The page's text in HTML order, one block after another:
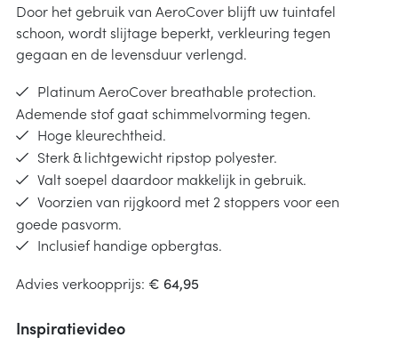
Door het gebruik van AeroCover blijft uw tuintafel
schoon, wordt slijtage beperkt, verkleuring tegen
gegaan en de levensduur verlengd.
Platinum AeroCover breathable protection.
Ademende stof gaat schimmelvorming tegen.
Hoge kleurechtheid.
Sterk & lichtgewicht ripstop polyester.
Valt soepel daardoor makkelijk in gebruik.
Voorzien van rijgkoord met 2 stoppers voor een
goede pasvorm.
Inclusief handige opbergtas.
Advies verkoopprijs: € 64,95
Inspiratievideo